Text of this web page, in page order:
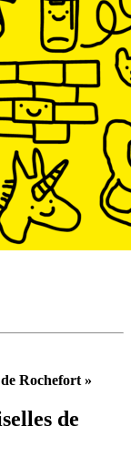
Rochefort »
de